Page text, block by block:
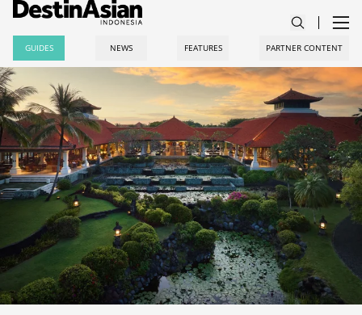
GUIDES NEWS FEATURES PARTNER CONTENT